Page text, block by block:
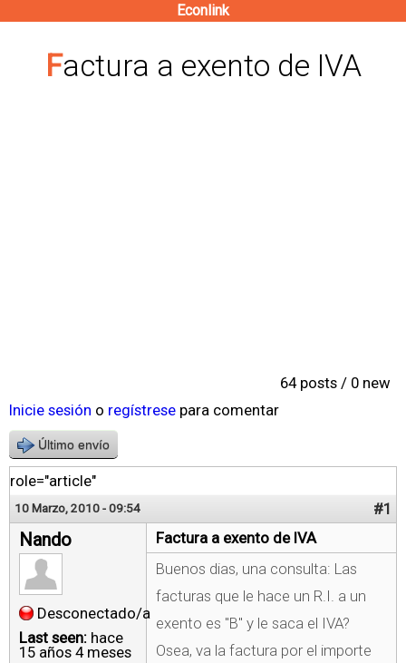
contenido
Econlink
Factura a exento de IVA
64 posts / 0 new
Inicie sesión o regístrese para comentar
Último envío
role="article"
10 Marzo, 2010 - 09:54 #1
Nando
Desconectado/a
Last seen: hace
15 años 4 meses
Factura a exento de IVA
Buenos dias, una consulta: Las
facturas que le hace un R.I. a un
exento es "B" y le saca el IVA?
Osea, va la factura por el importe